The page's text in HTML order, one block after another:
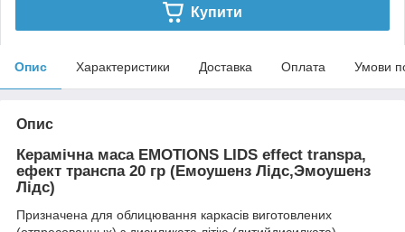
Купити
Опис Характеристики Доставка Оплата Умови
Опис
Керамічна маса EMOTIONS LIDS effect transpa,
ефект транспа 20 гр (Емоушенз Лідс,Эмоушенз
Лідс)
Призначена для облицювання каркасів виготовлених